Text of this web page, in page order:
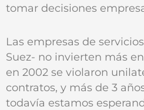
tomar decisiones
Las empresas de
Suez- no invierten más
en 2002 se violaron
contratos, y más de 3
todavía estamos